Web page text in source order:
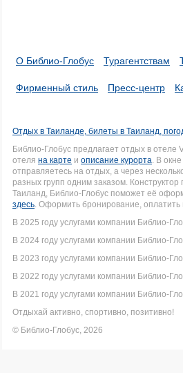
О Библио-Глобус Турагентствам
Фирменный стиль Пресс-центр
Отдых в Таиланде, билеты в Таиланд,
Библио-Глобус предлагает отдых в
отеля на карте и описание курорта. В
отправляетесь на отдых, а через
разных групп одним заказом.
Таиланд, Библио-Глобус поможет её
здесь. Оформить бронирование, оплатить
В 2025 году услугами компании Библио-
В 2024 году услугами компании Библио-
В 2023 году услугами компании Библио-
В 2022 году услугами компании Библио-
В 2021 году услугами компании Библио-
Отдыхай активно, спортивно, позитивно!
© Библио-Глобус, 2026